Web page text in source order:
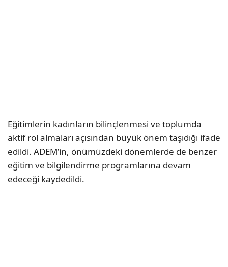
Eğitimlerin kadınların bilinçlenmesi ve toplumda
aktif rol almaları açısından büyük önem taşıdığı ifade
edildi. ADEM’in, önümüzdeki dönemlerde de benzer
eğitim ve bilgilendirme programlarına devam
edeceği kaydedildi.